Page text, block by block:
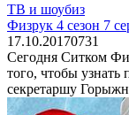
ТВ и шоубиз
Физрук 4 сезон 7
17.10.20170731
Сегодня Ситком
того, чтобы узнать
секретаршу